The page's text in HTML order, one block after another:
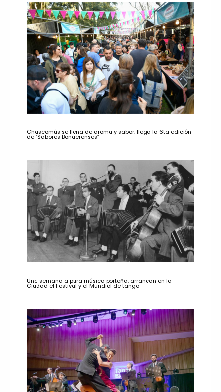
Chascomús se llena de aroma y sabor: llega la 6ta edición
de “Sabores Bonaerenses”
Una semana a pura música porteña: arrancan en la
Ciudad el Festival y el Mundial de tango